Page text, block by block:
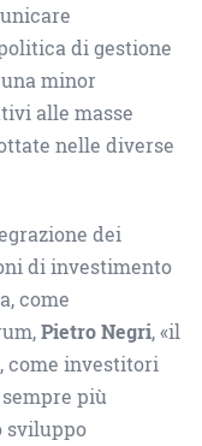
di gestione
minor
alle masse
nelle diverse
dei
di investimento
come
Pietro Negri, «il
come investitori
più
sviluppo